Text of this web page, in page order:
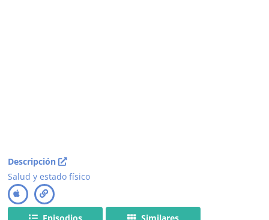
Descripción
Salud y estado físico